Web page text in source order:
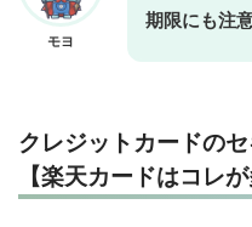
モヨ
期限にも注意
クレジットカードの
【楽天カードはコレが